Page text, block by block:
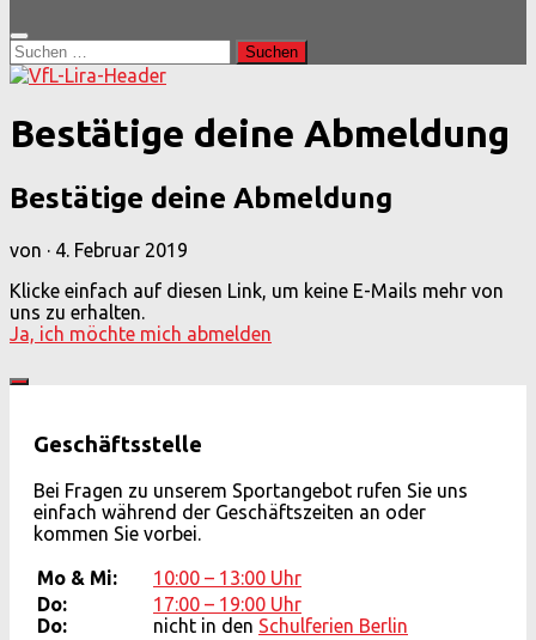
Suchen
nach:
Bestätige deine Abmeldung
Bestätige deine Abmeldung
von · 4. Februar 2019
Klicke einfach auf diesen Link, um keine E-Mails mehr von
uns zu erhalten.
Ja, ich möchte mich abmelden
Geschäftsstelle
Bei Fragen zu unserem Sportangebot rufen Sie uns
einfach während der Geschäftszeiten an oder
kommen Sie vorbei.
Mo & Mi:
10:00 – 13:00 Uhr
Do:
Do:
17:00 – 19:00 Uhr
nicht in den Schulferien Berlin